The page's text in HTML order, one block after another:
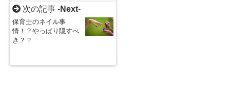
次の記事 -Next-
保育士のネイル事
情！？やっぱり隠すべ
き？？